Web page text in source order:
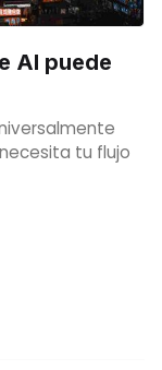
AI puede
tu flujo